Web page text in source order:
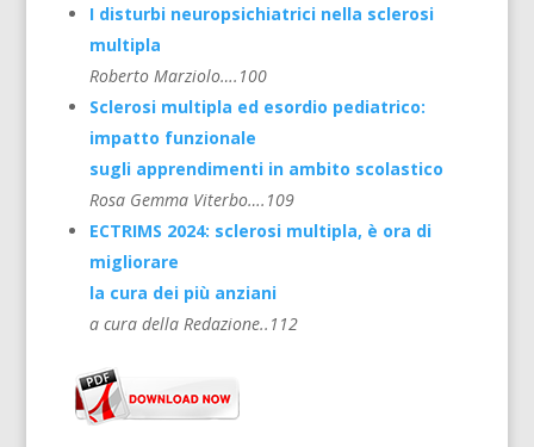
I disturbi neuropsichiatrici nella sclerosi
multipla
Roberto Marziolo….100
Sclerosi multipla ed esordio pediatrico:
impatto funzionale
sugli apprendimenti in ambito scolastico
Rosa Gemma Viterbo….109
ECTRIMS 2024: sclerosi multipla, è ora di
migliorare
la cura dei più anziani
a cura della Redazione..112